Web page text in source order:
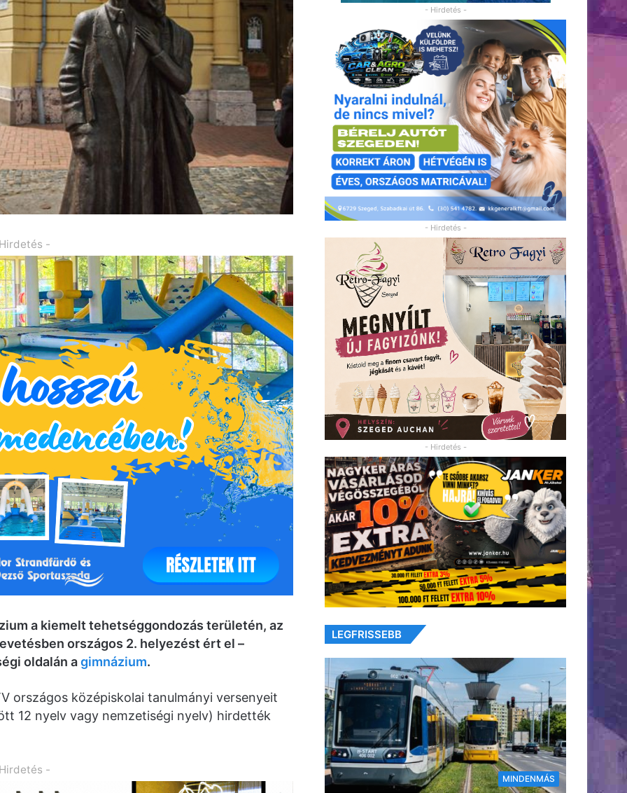
-
a kiemelt tehetséggondozás területén, az
országos 2. helyezést ért el –
oldalán agimnázium.
országos középiskolai tanulmányi versenyeit
12 nyelv vagy nemzetiségi nyelv) hirdették
-
- Hirdetés -
- Hirdetés -
- Hirdetés -
LEGFRISSEBB
MINDENMÁS